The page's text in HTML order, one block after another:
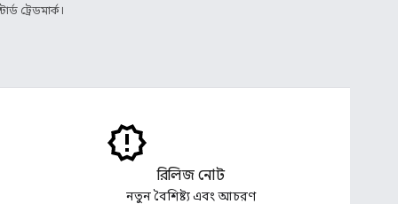
ট্রেডমার্ক।
রিলিজ নোট
নতুন বৈশিষ্ট্য এবং আচরণ